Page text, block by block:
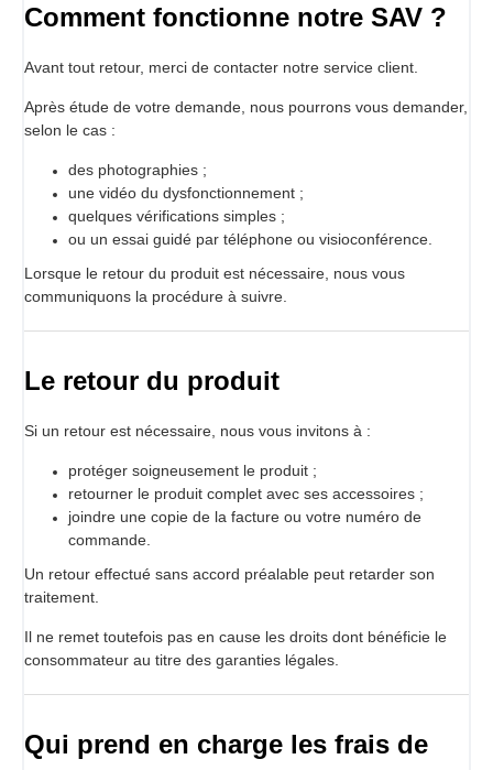
Comment fonctionne notre SAV ?
Avant tout retour, merci de contacter notre service client.
Après étude de votre demande, nous pourrons vous demander,
selon le cas :
des photographies ;
une vidéo du dysfonctionnement ;
quelques vérifications simples ;
ou un essai guidé par téléphone ou visioconférence.
Lorsque le retour du produit est nécessaire, nous vous
communiquons la procédure à suivre.
Le retour du produit
Si un retour est nécessaire, nous vous invitons à :
protéger soigneusement le produit ;
retourner le produit complet avec ses accessoires ;
joindre une copie de la facture ou votre numéro de
commande.
Un retour effectué sans accord préalable peut retarder son
traitement.
Il ne remet toutefois pas en cause les droits dont bénéficie le
consommateur au titre des garanties légales.
Qui prend en charge les frais de